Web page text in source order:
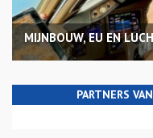
MIJNBOUW, EU EN
PARTNERS